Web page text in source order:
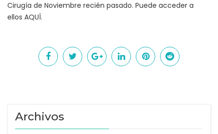
Cirugía de Noviembre recién pasado. Puede acceder a
ellos AQUÍ.
Archivos